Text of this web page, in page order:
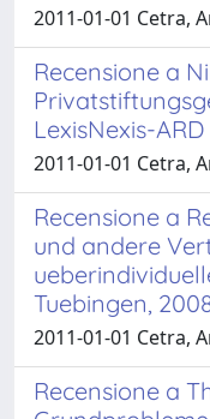
2011-01-01 Cetra,
Recensione a
LexisNexis-
2011-01-01 Cetra,
Recensione a
und andere
Tuebingen,
2011-01-01 Cetra,
Recensione a